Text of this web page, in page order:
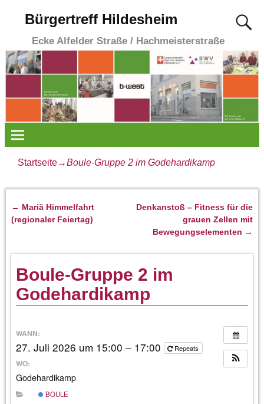
Bürgertreff Hildesheim
Ecke Alfelder Straße / Hachmeisterstraße
Startseite→Boule-Gruppe 2 im Godehardikamp
Artikelnavigation
← Mariä Himmelfahrt
(regionaler Feiertag)
Denkanstoß – Fitness für die
grauen Zellen mit
Bewegungselementen →
Boule-Gruppe 2 im
Godehardikamp
WANN:
27. Juli 2026 um 15:00 – 17:00 Repeats
WO:
Godehardikamp
BOULE